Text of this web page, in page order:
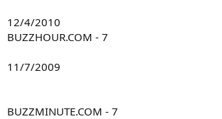
12/4/2010
BUZZHOUR.COM - 7
11/7/2009
BUZZMINUTE.COM - 7